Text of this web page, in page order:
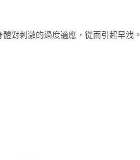
對刺激的過度適應，從而引起早洩。